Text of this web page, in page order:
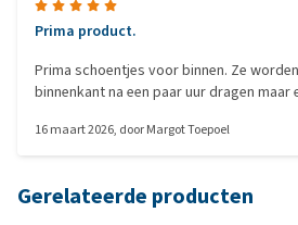
Prima product.
Prima schoentjes voor binnen. Ze
binnenkant na een paar uur dragen maar
16 maart 2026, doorMargot Toepoel
Gerelateerde producten